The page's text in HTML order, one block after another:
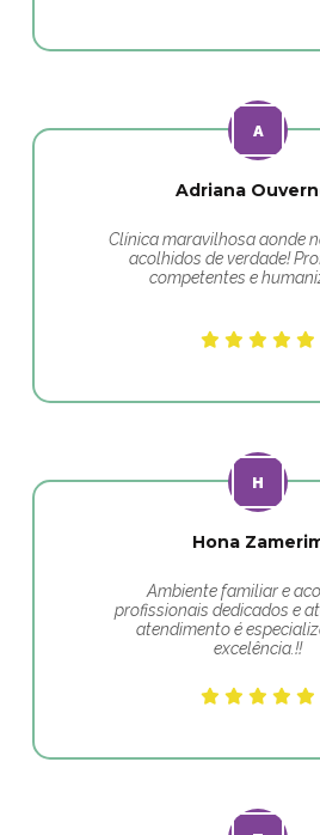
Adriana
Clínica maravilhosa aonde
acolhidos de verdade!
competentes e
Hona
Ambiente familiar e
profissionais dedicados e
atendimento é
excelência.!!